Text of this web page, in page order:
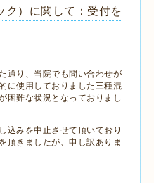
ク）に関して：受付を
通り、当院でも問い合わせが
に使用しておりました三種混
困難な状況となっておりまし
込みを中止させて頂いており
頂きましたが、申し訳ありま